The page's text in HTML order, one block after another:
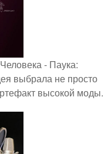
- Паука:
выбрала не просто
высокой моды.